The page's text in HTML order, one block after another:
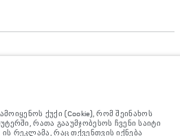
დიდ ბრიტანეთში
მწარმოებლის ტესტირების
მოხმარება შესაძლებელია
შედეგებით, ხოლო ციფრები
ქუქი (Cookie), რომ შეინახოს
რათა გააუმჯობესოს ჩვენი საიტი
რეკლამა, რაც თქვენთვის იქნება